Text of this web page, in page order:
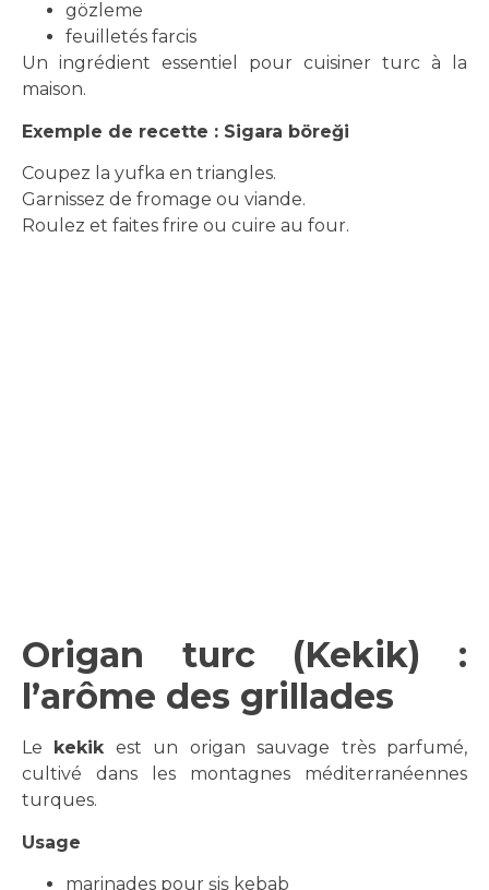
gözleme
feuilletés farcis
Un ingrédient essentiel pour cuisiner turc à la
maison.
Exemple de recette : Sigara böreği
Coupez la yufka en triangles.
Garnissez de fromage ou viande.
Roulez et faites frire ou cuire au four.
Origan turc (Kekik) :
l’arôme des grillades
Le kekikest un origan sauvage très parfumé,
cultivé dans les montagnes méditerranéennes
turques.
Usage
marinades pour şiş kebab